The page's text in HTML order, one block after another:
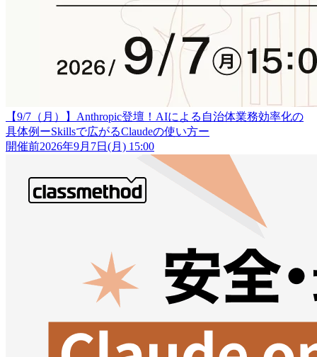
【9/7（月）】Anthropic登壇！AIによる自治体業務効率化の
具体例ーSkillsで広がるClaudeの使い方ー
開催前2026年9月7日(月) 15:00